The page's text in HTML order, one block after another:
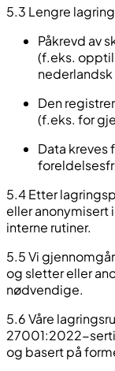
5.3 Lengre
Påkrevd av
(f.eks. opptil
nederlandsk
Den
(f.eks. for
Data kreves
5.4 Etter
eller anonymisert
interne rutiner.
5.5 Vi
og sletter eller
nødvendige.
5.6 Våre
27001:2022-
og basert på